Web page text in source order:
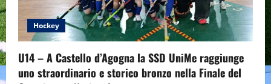
i
o
n
Hockey
U14 – A Castello d’Agogna la SSD UniMe raggiunge
uno straordinario e storico bronzo nella Finale del